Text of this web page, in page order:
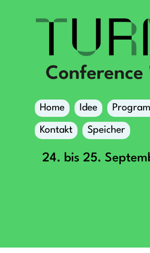
Home Idee
Kontakt Speicher
24. bis 25.